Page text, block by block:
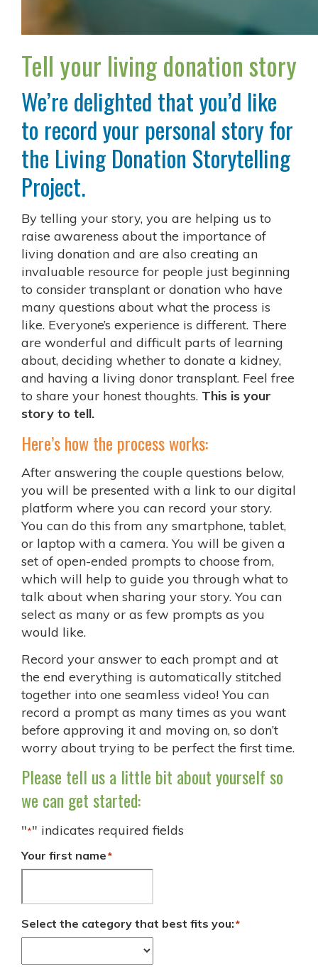
Tell your living donation story
We’re delighted that you’d like
to record your personal story for
the Living Donation Storytelling
Project.
By telling your story, you are helping us to
raise awareness about the importance of
living donation and are also creating an
invaluable resource for people just beginning
to consider transplant or donation who have
many questions about what the process is
like. Everyone’s experience is different. There
are wonderful and difficult parts of learning
about, deciding whether to donate a kidney,
and having a living donor transplant. Feel free
to share your honest thoughts. This is your
story to tell.
Here’s how the process works:
After answering the couple questions below,
you will be presented with a link to our digital
platform where you can record your story.
You can do this from any smartphone, tablet,
or laptop with a camera. You will be given a
set of open-ended prompts to choose from,
which will help to guide you through what to
talk about when sharing your story. You can
select as many or as few prompts as you
would like.
Record your answer to each prompt and at
the end everything is automatically stitched
together into one seamless video! You can
record a prompt as many times as you want
before approving it and moving on, so don’t
worry about trying to be perfect the first time.
Please tell us a little bit about yourself so
we can get started:
"*" indicates required fields
Your first name*
Select the category that best fits you:*